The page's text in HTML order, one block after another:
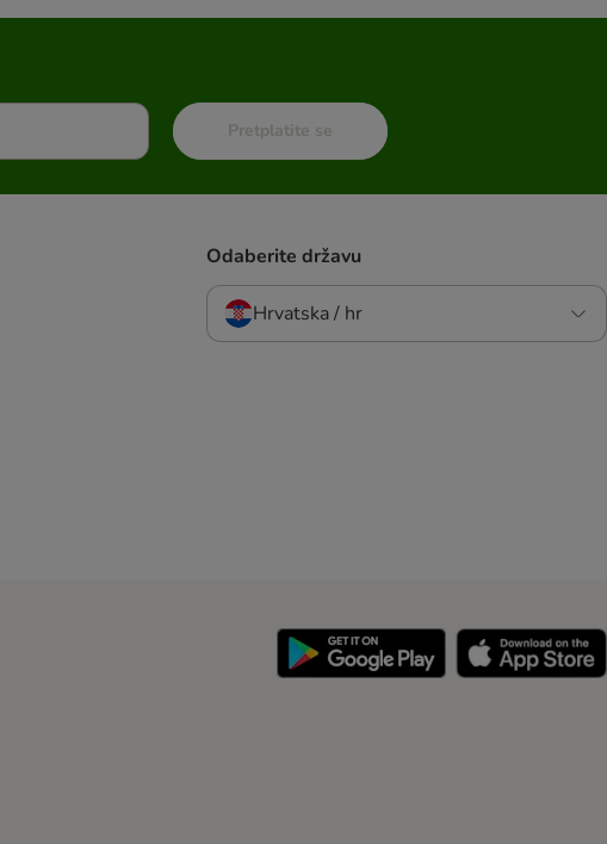
Pretplatite se
Odaberite državu
Hrvatska / hr